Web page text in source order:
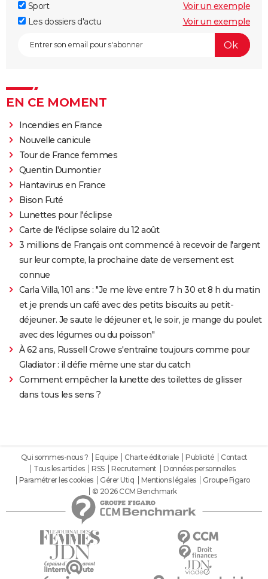
Sport
Voir un exemple
Les dossiers d'actu
Voir un exemple
EN CE MOMENT
Incendies en France
Nouvelle canicule
Tour de France femmes
Quentin Dumontier
Hantavirus en France
Bison Futé
Lunettes pour l'éclipse
Carte de l'éclipse solaire du 12 août
3 millions de Français ont commencé à recevoir de l'argent
sur leur compte, la prochaine date de versement est
connue
Carla Villa, 101 ans : "Je me lève entre 7 h 30 et 8 h du matin
et je prends un café avec des petits biscuits au petit-
déjeuner. Je saute le déjeuner et, le soir, je mange du poulet
avec des légumes ou du poisson"
À 62 ans, Russell Crowe s'entraîne toujours comme pour
Gladiator : il défie même une star du catch
Comment empêcher la lunette des toilettes de glisser
dans tous les sens ?
Qui sommes-nous ? Equipe Charte éditoriale Publicité
Contact
Tous les articles
RSS Recrutement
Données personnelles
Paramétrer les cookies
Gérer Utiq Mentions légales
Groupe Figaro
© 2026 CCM Benchmark